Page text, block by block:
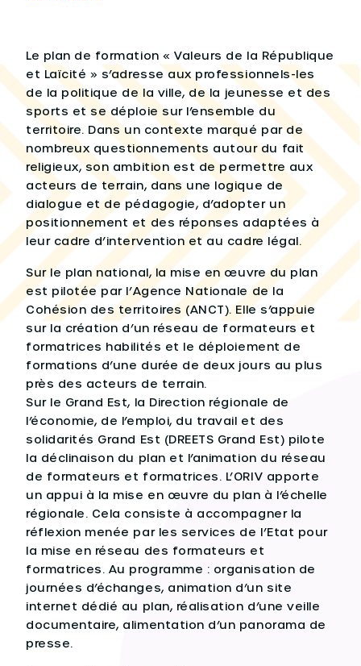
Le plan de formation « Valeurs de la République
et Laïcité » s’adresse aux professionnels-les
de la politique de la ville, de la jeunesse et des
sports et se déploie sur l’ensemble du
territoire. Dans un contexte marqué par de
nombreux questionnements autour du fait
religieux, son ambition est de permettre aux
acteurs de terrain, dans une logique de
dialogue et de pédagogie, d’adopter un
positionnement et des réponses adaptées à
leur cadre d’intervention et au cadre légal.
Sur le plan national, la mise en œuvre du plan
est pilotée par l’Agence Nationale de la
Cohésion des territoires (ANCT). Elle s’appuie
sur la création d’un réseau de formateurs et
formatrices habilités et le déploiement de
formations d’une durée de deux jours au plus
près des acteurs de terrain.
Sur le Grand Est, la Direction régionale de
l’économie, de l’emploi, du travail et des
solidarités Grand Est (DREETS Grand Est) pilote
la déclinaison du plan et l’animation du réseau
de formateurs et formatrices. L’ORIV apporte
un appui à la mise en œuvre du plan à l’échelle
régionale. Cela consiste à accompagner la
réflexion menée par les services de l’Etat pour
la mise en réseau des formateurs et
formatrices. Au programme : organisation de
journées d’échanges, animation d’un site
internet dédié au plan, réalisation d’une veille
documentaire, alimentation d’un panorama de
presse.